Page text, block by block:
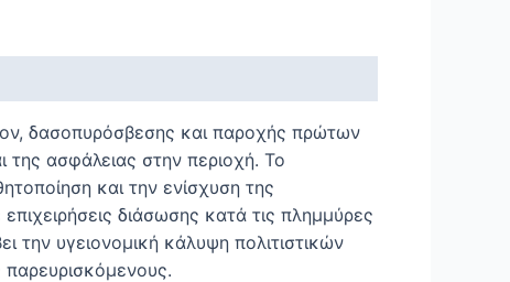
δασοπυρόσβεσης και παροχής πρώτων
της ασφάλειας στην περιοχή. Το
και την ενίσχυση της
διάσωσης κατά τις πλημμύρες
την υγειονομική κάλυψη πολιτιστικών